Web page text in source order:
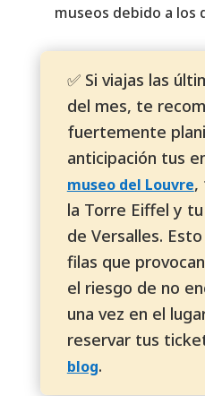
museos debido a los
✅ Si viajas las
del mes, te
fuertemente
anticipación tus
museo del Louvre,
la Torre Eiffel y
de Versalles.
filas que
el riesgo de no
una vez en el
reservar tus
blog.